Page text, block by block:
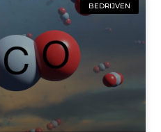
BEDRIJVEN